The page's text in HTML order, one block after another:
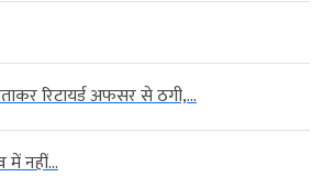
रिटायर्ड अफसर से ठगी,...
में नहीं...